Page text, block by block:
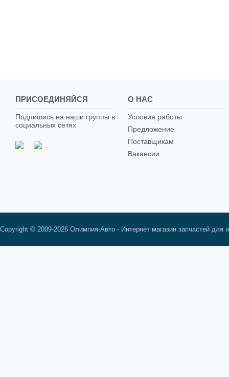
ПРИСОЕДИНЯЙСЯ
Подпишись на наши группы в
социальных сетях
О НАС
Условия работы
Предложение
Поставщикам
Вакансии
Copyright © 2009-2026 Олимпия-Авто - Интернет магазин запчастей для